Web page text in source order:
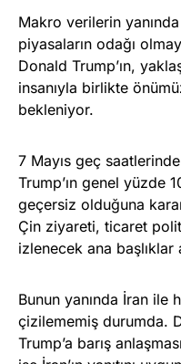
Makro verilerin
piyasaların odağı
Donald Trump’ın,
insanıyla birlikte
bekleniyor.
7 Mayıs geç
Trump’ın genel yüzde
geçersiz olduğuna
Çin ziyareti, ticaret
izlenecek ana başlıklar
Bunun yanında İran ile
çizilememiş durumda.
Trump’a barış